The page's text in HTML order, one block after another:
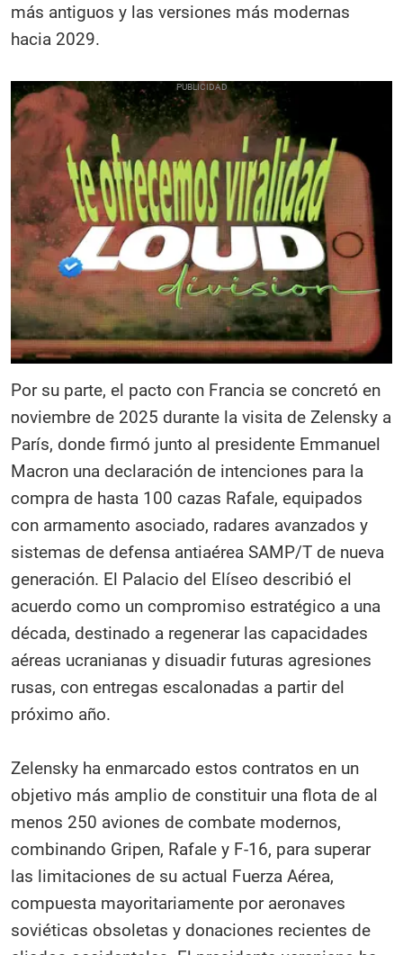
más antiguos y las versiones más modernas
hacia 2029.
Por su parte, el pacto con Francia se concretó en
noviembre de 2025 durante la visita de Zelensky a
París, donde firmó junto al presidente Emmanuel
Macron una declaración de intenciones para la
compra de hasta 100 cazas Rafale, equipados
con armamento asociado, radares avanzados y
sistemas de defensa antiaérea SAMP/T de nueva
generación. El Palacio del Elíseo describió el
acuerdo como un compromiso estratégico a una
década, destinado a regenerar las capacidades
aéreas ucranianas y disuadir futuras agresiones
rusas, con entregas escalonadas a partir del
próximo año.
Zelensky ha enmarcado estos contratos en un
objetivo más amplio de constituir una flota de al
menos 250 aviones de combate modernos,
combinando Gripen, Rafale y F-16, para superar
las limitaciones de su actual Fuerza Aérea,
compuesta mayoritariamente por aeronaves
soviéticas obsoletas y donaciones recientes de